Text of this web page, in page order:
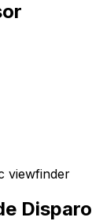
viewfinder
Disparo